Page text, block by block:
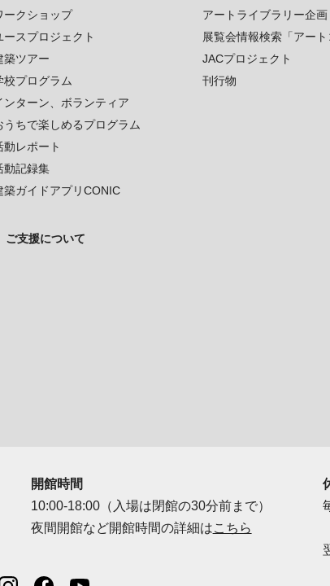
ークショップ
ースプロジェクト
築ツアー
校プログラム
ンターン、ボランティア
うちで楽しめるプログラム
動レポート
動記録集
築ガイドアプリCONIC
アートライブラリー企画
展覧会情報検索「アート
JACプロジェクト
刊行物
ご支援について
開館時間
10:00-18:00（入場は閉館の30分前まで）
夜間開館など開館時間の詳細はこちら